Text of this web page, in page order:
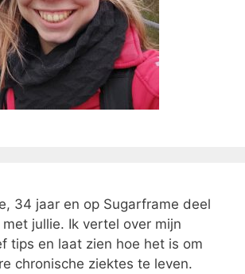
34 jaar en op Sugarframe deel
jullie. Ik vertel over mijn
tips en laat zien hoe het is om
chronische ziektes te leven.